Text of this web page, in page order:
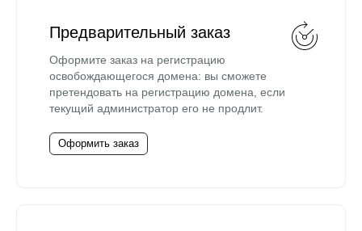
Предварительный заказ
Оформите заказ на регистрацию
освобождающегося домена: вы сможете
претендовать на регистрацию домена, если
текущий администратор его не продлит.
Оформить заказ